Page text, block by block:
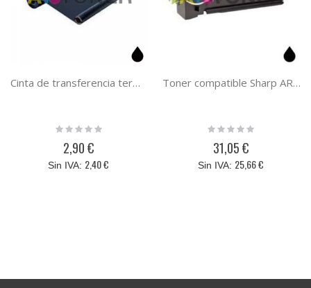
Cinta de transferencia termica (TTR) compatible UX6CR sustituye a la cinta de transferencia termica original UX-6CR
Rating:
2,90 €
2,40 €
Toner compatible Sharp AR202LT / AR-202LT genérico
Rating:
31,05 €
25,66 €